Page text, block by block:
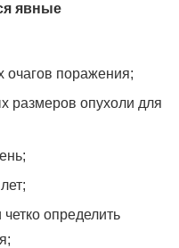
явные
очагов поражения;
размеров опухоли для
определить